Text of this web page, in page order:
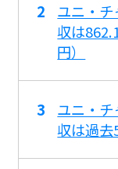
ユニ・
収は
円）
ユニ・
収は過去